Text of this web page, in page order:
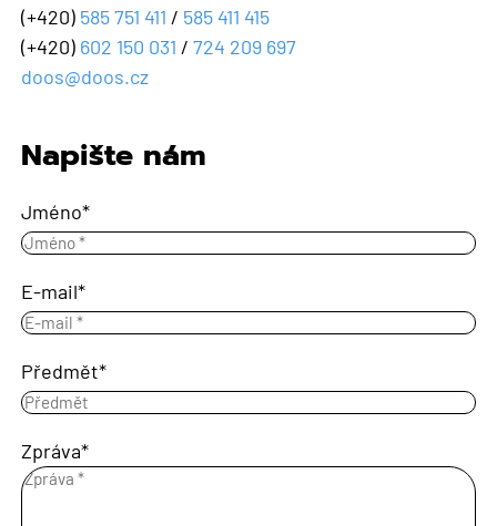
(+420) 585 751 411 / 585 411 415
(+420) 602 150 031 / 724 209 697
doos@doos.cz
Napište nám
Jméno
E-mail
Předmět
Zpráva